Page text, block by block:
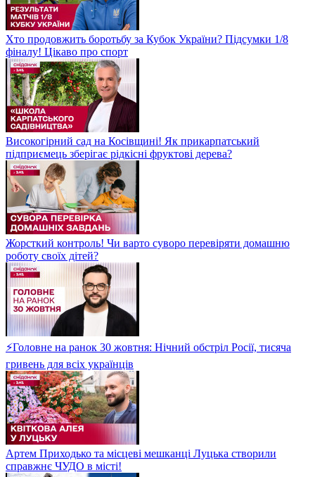
Хто продовжить боротьбу за Кубок України? Підсумки 1/8
фіналу! Цікаво про спорт
Високогірний сад на Косівщині! Як прикарпатський
підприємець зберігає рідкісні фруктові дерева?
Жорсткий контроль! Чи варто суворо перевіряти домашню
роботу своїх дітей?
⚡Головне на ранок 30 жовтня: Нічний обстріл Росії, тисяча
гривень для всіх українців
Артем Приходько та місцеві мешканці Луцька створили
справжнє ЧУДО в місті!